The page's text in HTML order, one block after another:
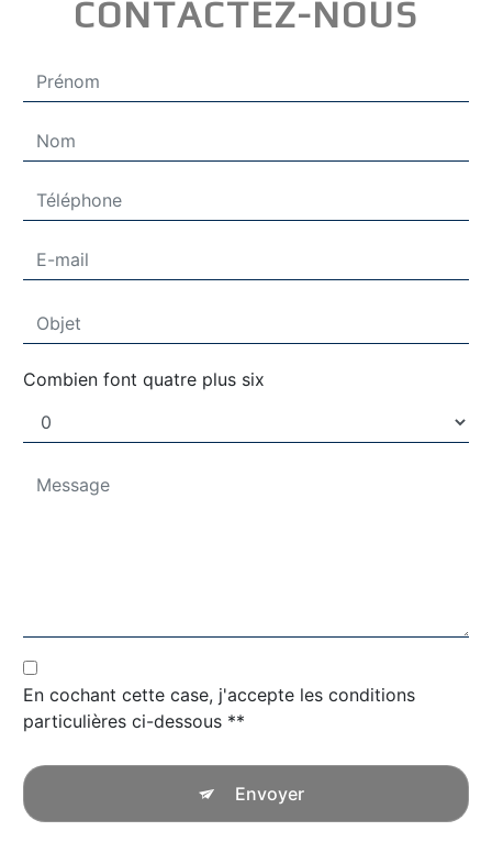
CONTACTEZ-NOUS
Combien font quatre plus six
En cochant cette case, j'accepte les conditions
particulières ci-dessous **
Envoyer